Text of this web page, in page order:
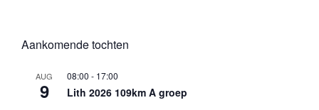
Aankomende tochten
AUG
9
08:00 - 17:00
Lith 2026 109km A groep